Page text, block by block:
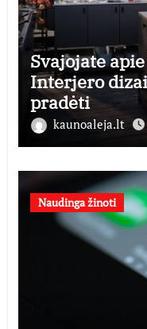
Svajojate
Interjero
pradėti
kaunoaleja.lt
Naudinga žinoti